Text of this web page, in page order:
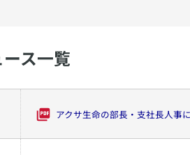
ス一覧
アクサ生命の部長・支社長人事